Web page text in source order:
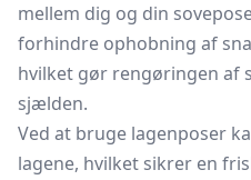
mellem dig og din
forhindre ophobning af
hvilket gør rengøringen af
sjælden.
Ved at bruge lagenposer
lagene, hvilket sikrer en